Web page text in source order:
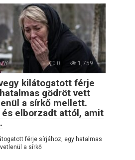
0 1,759
kilátogatott férje
gödröt vett
a sírkő mellett.
elborzadt attól, amit
férje sírjához, egy hatalmas
a sírkő